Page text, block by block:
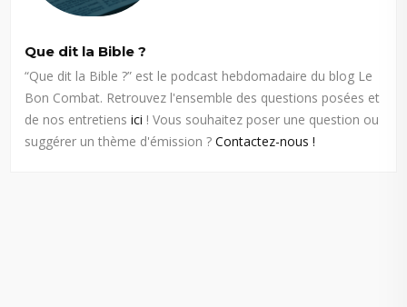
Que dit la Bible ?
“Que dit la Bible ?” est le podcast hebdomadaire du blog Le
Bon Combat. Retrouvez l'ensemble des questions posées et
de nos entretiensici ! Vous souhaitez poser une question ou
suggérer un thème d'émission ?Contactez-nous !